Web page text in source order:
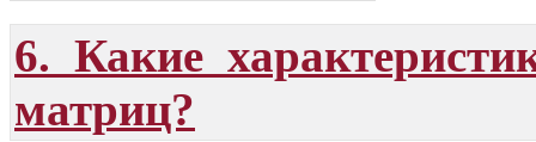
6. Какие
матриц?